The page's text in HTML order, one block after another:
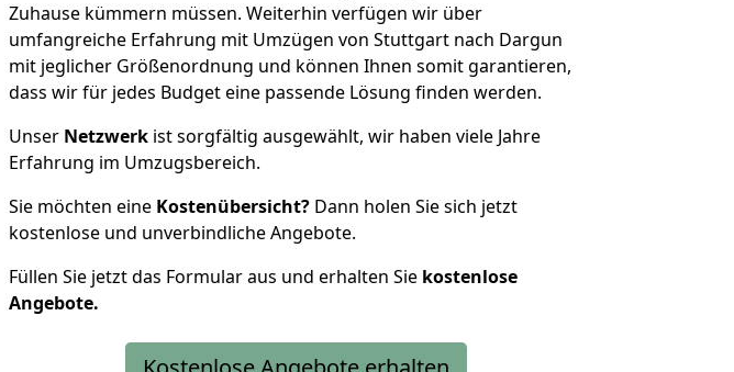
Zuhause kümmern müssen. Weiterhin verfügen wir über
umfangreiche Erfahrung mit Umzügen von Stuttgart nach Dargun
mit jeglicher Größenordnung und können Ihnen somit garantieren,
dass wir für jedes Budget eine passende Lösung finden werden.
Unser Netzwerk ist sorgfältig ausgewählt, wir haben viele Jahre
Erfahrung im Umzugsbereich.
Sie möchten eine Kostenübersicht? Dann holen Sie sich jetzt
kostenlose und unverbindliche Angebote.
Füllen Sie jetzt das Formular aus und erhalten Sie kostenlose
Angebote.